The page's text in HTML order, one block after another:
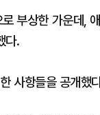
부상한 가운데,
다.
사항들을 공개했